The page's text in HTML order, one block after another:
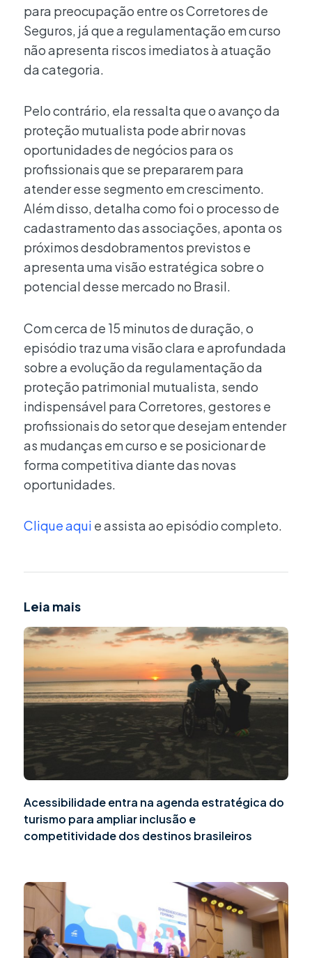
para preocupação entre os Corretores de
Seguros, já que a regulamentação em curso
não apresenta riscos imediatos à atuação
da categoria.
Pelo contrário, ela ressalta que o avanço da
proteção mutualista pode abrir novas
oportunidades de negócios para os
profissionais que se prepararem para
atender esse segmento em crescimento.
Além disso, detalha como foi o processo de
cadastramento das associações, aponta os
próximos desdobramentos previstos e
apresenta uma visão estratégica sobre o
potencial desse mercado no Brasil.
Com cerca de 15 minutos de duração, o
episódio traz uma visão clara e aprofundada
sobre a evolução da regulamentação da
proteção patrimonial mutualista, sendo
indispensável para Corretores, gestores e
profissionais do setor que desejam entender
as mudanças em curso e se posicionar de
forma competitiva diante das novas
oportunidades.
Clique aqui e assista ao episódio completo.
Leia mais
Acessibilidade entra na agenda estratégica do
turismo para ampliar inclusão e
competitividade dos destinos brasileiros